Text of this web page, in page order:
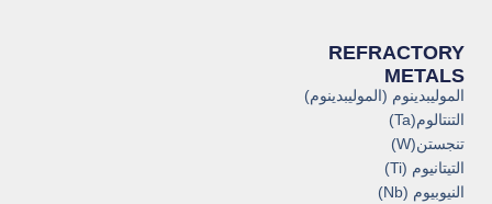
REFRACTORY
METALS
الموليبدينوم (الموليبدينوم)
التنتالوم(Ta)
تنجستن(W)
التيتانيوم (Ti)
النيوبيوم (Nb)